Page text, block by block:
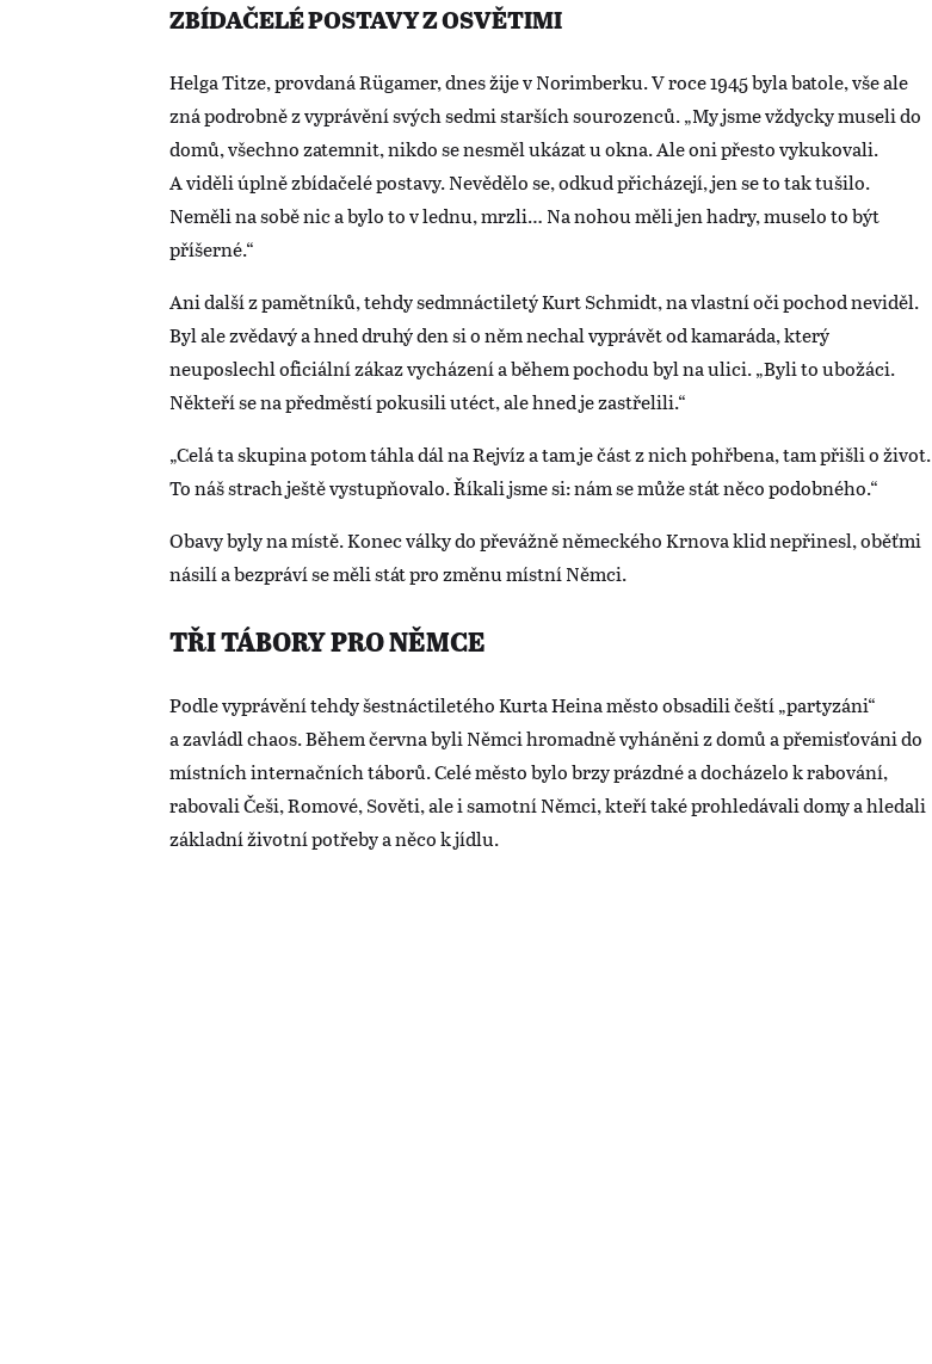
ZBÍDAČELÉ POSTAVY Z OSVĚTIMI
Helga Titze, provdaná Rügamer, dnes žije v Norimberku. V roce 1945 byla batole, vše ale
zná podrobně z vyprávění svých sedmi starších sourozenců. „My jsme vždycky museli do
domů, všechno zatemnit, nikdo se nesměl ukázat u okna. Ale oni přesto vykukovali.
A viděli úplně zbídačelé postavy. Nevědělo se, odkud přicházejí, jen se to tak tušilo.
Neměli na sobě nic a bylo to v lednu, mrzli… Na nohou měli jen hadry, muselo to být
příšerné.“
Ani další z pamětníků, tehdy sedmnáctiletý Kurt Schmidt, na vlastní oči pochod neviděl.
Byl ale zvědavý a hned druhý den si o něm nechal vyprávět od kamaráda, který
neuposlechl oficiální zákaz vycházení a během pochodu byl na ulici. „Byli to ubožáci.
Někteří se na předměstí pokusili utéct, ale hned je zastřelili.“
„Celá ta skupina potom táhla dál na Rejvíz a tam je část z nich pohřbena, tam přišli o život.
To náš strach ještě vystupňovalo. Říkali jsme si: nám se může stát něco podobného.“
Obavy byly na místě. Konec války do převážně německého Krnova klid nepřinesl, oběťmi
násilí a bezpráví se měli stát pro změnu místní Němci.
TŘI TÁBORY PRO NĚMCE
Podle vyprávění tehdy šestnáctiletého Kurta Heina město obsadili čeští „partyzáni“
a zavládl chaos. Během června byli Němci hromadně vyháněni z domů a přemisťováni do
místních internačních táborů. Celé město bylo brzy prázdné a docházelo k rabování,
rabovali Češi, Romové, Sověti, ale i samotní Němci, kteří také prohledávali domy a hledali
základní životní potřeby a něco k jídlu.